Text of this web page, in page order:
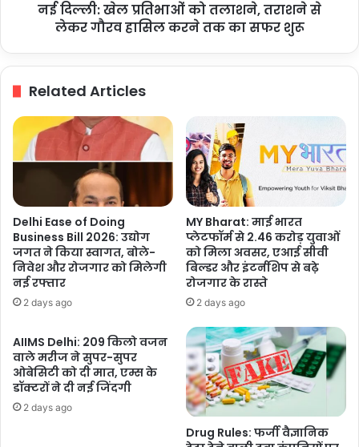
सफर
नई दिल्ली: खेल प्रतिभाओं को तलाशने, तराशने से
लेकर गौरव हासिल करने तक का सफर शुरू
Related Articles
Delhi Ease of Doing
Business Bill 2026: उद्योग
जगत ने किया स्वागत, बोले-
निवेश और रोजगार को मिलेगी
नई रफ्तार
2 days ago
MY Bharat: माई भारत
प्लेटफॉर्म से 2.46 करोड़ युवाओं
को मिला अवसर, एआई सीवी
बिल्डर और इंटर्नशिप से बढ़े
रोजगार के रास्ते
2 days ago
AIIMS Delhi: 209 किलो वजन
वाले मरीज ने सुपर-सुपर
ओबेसिटी को दी मात, एम्स के
डॉक्टरों ने दी नई जिंदगी
2 days ago
Drug Rules: फर्जी वैज्ञानिक